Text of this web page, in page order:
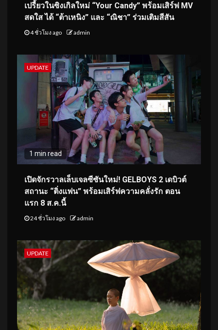
เปรี้ยวในซิงเกิลใหม่ “Your Candy” พร้อมเสิร์ฟ MV
สดใส ได้ “ต้าเหนิง” และ “ณิชา” ร่วมเติมสีสัน
4 ชั่วโมง ago admin
UPDATE
1 min read
เปิดจักรวาลเล็บเจลซีซันใหม่! GELBOYS 2 เดบิวต์
สถานะ “ติ่งแฟน” พร้อมเสิร์ฟความคลั่งรัก ตอน
แรก 8 ส.ค.นี้
24 ชั่วโมง ago admin
UPDATE